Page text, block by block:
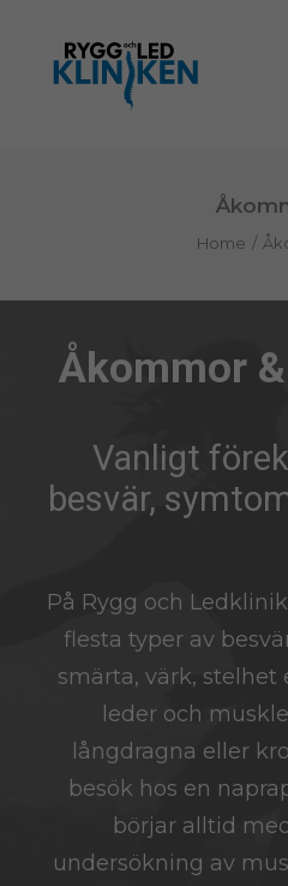
Home
Åkommor
Vanligt
besvär,
På Rygg och
flesta typer av
smärta, värk, stelhet
leder och
långdragna eller
besök hos en
börjar alltid
undersökning av